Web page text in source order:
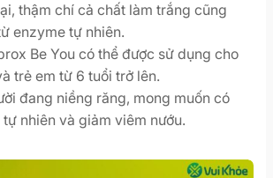
thậm chí cả chất làm trắng cũng
enzyme tự nhiên.
Be You có thể được sử dụng cho
trẻ em từ 6 tuổi trở lên.
đang niềng răng, mong muốn có
nhiên và giảm viêm nướu.